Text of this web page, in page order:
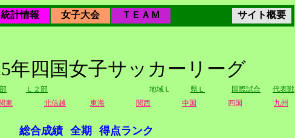
統計情報 女子大会 ＴＥＡＭ
サイト概要
年四国女子サッカーリーグ
Ｌ２部 地域Ｌ 県Ｌ 国際試合
代表戦
東 北信越 東海 関西 中国 四国 九州
総合成績 全期 得点ランク